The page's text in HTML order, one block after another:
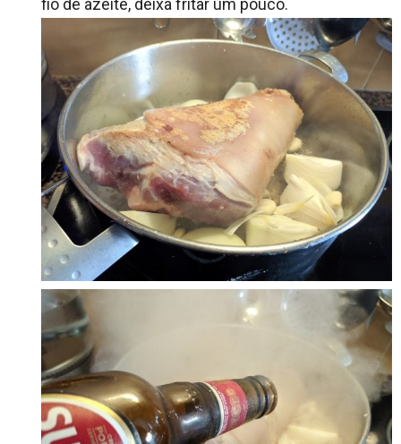
fio de azeite, deixa fritar um pouco.